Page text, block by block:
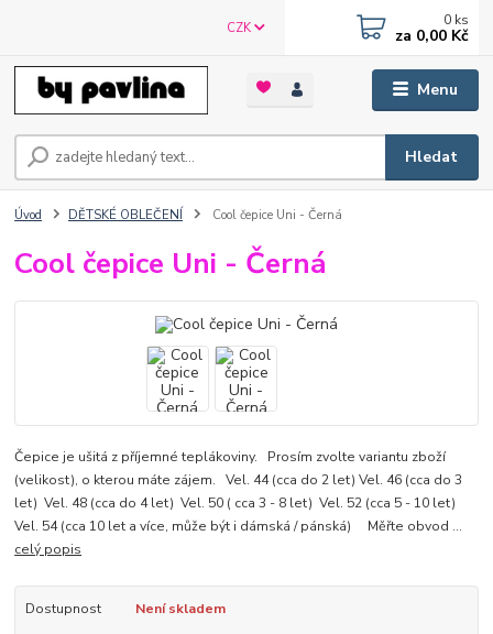
Menu
CZK
Hledat
0 ks
za 0,00 Kč
Úvod DĚTSKÉ OBLEČENÍ Cool čepice Uni - Černá
Cool čepice Uni - Černá
Čepice je ušitá z příjemné teplákoviny. Prosím zvolte variantu zboží
(velikost), o kterou máte zájem. Vel. 44 (cca do 2 let) Vel. 46 (cca do 3
let) Vel. 48 (cca do 4 let) Vel. 50 ( cca 3 - 8 let) Vel. 52 (cca 5 - 10 let)
Vel. 54 (cca 10 let a více, může být i dámská / pánská) Měřte obvod ...
celý popis
Dostupnost
Není skladem